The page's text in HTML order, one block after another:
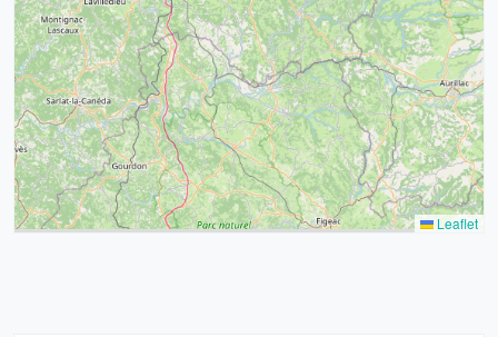
15
21
14
52 68
Leaflet